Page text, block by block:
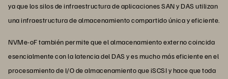
ya que los silos de infraestructura de aplicaciones SAN y DAS utilizan
una infraestructura de almacenamiento compartido única y eficiente.
NVMe-oF también permite que el almacenamiento externo coincida
esencialmente con la latencia del DAS y es mucho más eficiente en el
procesamiento de I/O de almacenamiento que iSCSI y hace que toda